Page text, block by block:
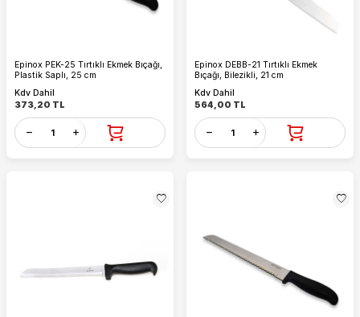
Epinox PEK-25 Tırtıklı Ekmek Bıçağı,
Plastik Saplı, 25 cm
Kdv Dahil
373,20 TL
Epinox DEBB-21 Tırtıklı Ekmek
Bıçağı, Bilezikli, 21 cm
Kdv Dahil
564,00 TL